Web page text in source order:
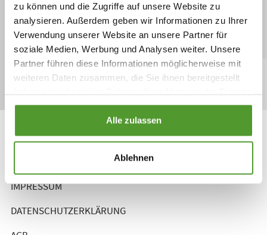
zu können und die Zugriffe auf unsere Website zu
analysieren. Außerdem geben wir Informationen zu Ihrer
Verwendung unserer Website an unsere Partner für
soziale Medien, Werbung und Analysen weiter. Unsere
Partner führen diese Informationen möglicherweise mit
weiteren Daten zusammen, die Sie ihnen bereitgestellt
gesammelt haben.
Alle zulassen
Ablehnen
Besuchen Sie auch unsere Markenseiten:
nervoregin.de
ranocalcin.de
PFLÜGER. Natürlich heilen.
IMPRESSUM
DATENSCHUTZERKLÄRUNG